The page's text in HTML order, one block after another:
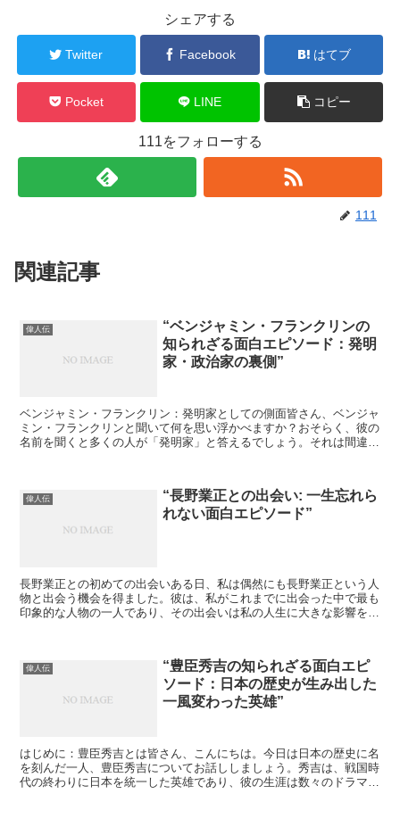
シェアする
Twitter Facebook はてブ
Pocket LINE コピー
111をフォローする
111
関連記事
偉人伝
“ベンジャミン・フランクリンの
知られざる面白エピソード：発明
家・政治家の裏側”
ベンジャミン・フランクリン：発明家としての側面皆さん、ベンジャ
ミン・フランクリンと聞いて何を思い浮かべますか？おそらく、彼の
名前を聞くと多くの人が「発明家」と答えるでしょう。それは間違い
偉人伝
“長野業正との出会い: 一生忘れら
れない面白エピソード”
長野業正との初めての出会いある日、私は偶然にも長野業正という人
物と出会う機会を得ました。彼は、私がこれまでに出会った中で最も
印象的な人物の一人であり、その出会いは私の人生に大きな影響を与
偉人伝
“豊臣秀吉の知られざる面白エピ
ソード：日本の歴史が生み出した
一風変わった英雄”
はじめに：豊臣秀吉とは皆さん、こんにちは。今日は日本の歴史に名
を刻んだ一人、豊臣秀吉についてお話ししましょう。秀吉は、戦国時
代の終わりに日本を統一した英雄であり、彼の生涯は数々のドラマや